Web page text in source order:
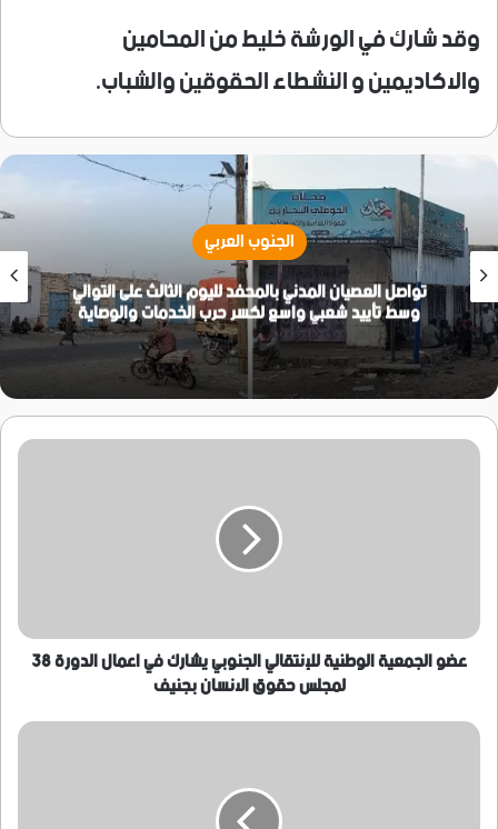
وقد شارك في الورشة خليط من المحامين
والاكاديمين و النشطاء الحقوقين والشباب.
الجنوب العربي
تواصل العصيان المدني بالمحفد لليوم الثالث على التوالي
وسط تأييد شعبي واسع لكسر حرب الخدمات والوصاية
عضو
الدورة
38
لمجلس
الانسان
عضو الجمعية الوطنية للإنتقالي الجنوبي يشارك في اعمال الدورة 38
لمجلس حقوق الانسان بجنيف
الجعدي